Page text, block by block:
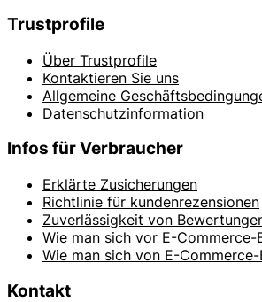
Trustprofile
Über Trustprofile
Kontaktieren Sie uns
Allgemeine
Datenschutzinformation
Infos für Verbraucher
Erklärte Zusicherungen
Richtlinie für kundenrezensionen
Zuverlässigkeit von
Wie man sich vor E-
Wie man sich von E-
Kontakt